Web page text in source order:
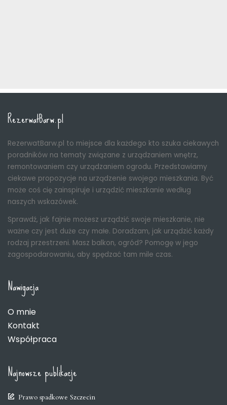
RezerwatBarw.pl
RezerwatBarw.pl to miejsce dla każdego kto szuka ciekawych
poradników na tematy związane z urządzaniem wnętrz,
remontowaniem czy urządzaniem ogrodu. Przedstawiamy
ciekawe propozycje na urządzenie swojego mieszkania. Być
może coś cię zainspiruje i urządzić mieszkanie według
naszych wskazówek.
Sprawdź, jak fajnie możesz urządzić swoje mieszkanie, nie
ważne czy jest duże czy małe. Doradzam, jak urządzić każdy
rodzaj przestrzeni. Masz balkon, ogród? Pomogę w jego
zagospodarowaniu, aby spędzać tam mile czas.
Nawigacja
O mnie
Kontakt
Współpraca
Najnowsze publikacje
Prawo spadkowe Szczecin